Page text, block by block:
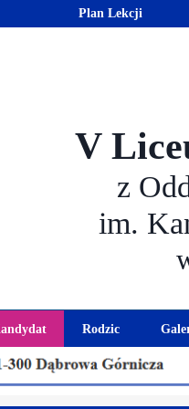
Rodzic
Harmonogram
szkolnego
Aktualności dla
V
z
im.
Plan Lekcji